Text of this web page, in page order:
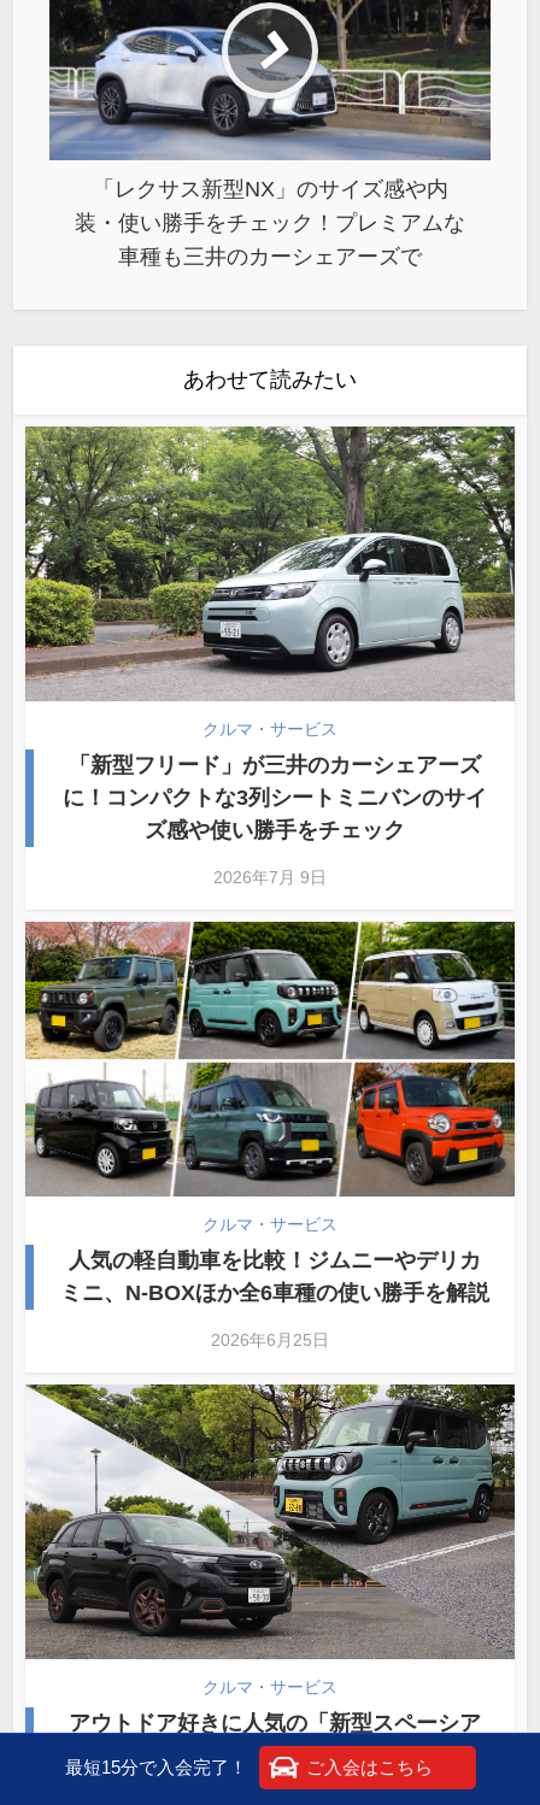
「レクサス新型NX」のサイズ感や内
装・使い勝手をチェック！プレミアムな
車種も三井のカーシェアーズで
あわせて読みたい
クルマ・サービス
「新型フリード」が三井のカーシェアーズ
に！コンパクトな3列シートミニバンのサイ
ズ感や使い勝手をチェック
2026年7月 9日
クルマ・サービス
人気の軽自動車を比較！ジムニーやデリカ
ミニ、N-BOXほか全6車種の使い勝手を解説
2026年6月25日
クルマ・サービス
アウトドア好きに人気の「新型スペーシア
ギア」＆「新型フォレスター」を導入！ 旧
型と比較しながら特徴をチェック
最短15分で入会完了！ ご入会はこちら